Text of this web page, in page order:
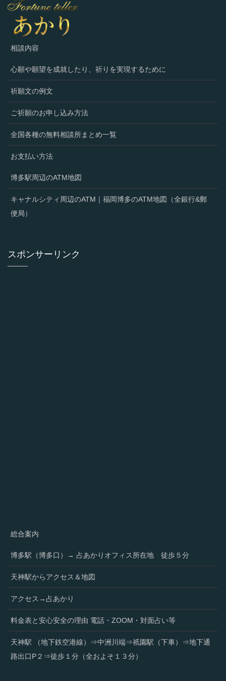
相談内容
心願や願望を成就したり、祈りを実現するために
祈願文の例文
ご祈願のお申し込み方法
全国各種の無料相談所まとめ一覧
お支払い方法
博多駅周辺のATM地図
キャナルシティ周辺のATM｜福岡博多のATM地図（全銀行&郵
便局）
スポンサーリンク
総合案内
博多駅（博多口）→ 占あかりオフィス所在地 徒歩５分
天神駅からアクセス＆地図
アクセス→占あかり
料金表と安心安全の理由 電話・ZOOM・対面占い等
天神駅 （地下鉄空港線）⇒中洲川端⇒祇園駅（下車）⇒地下通
路出口P２⇒徒歩１分（全およそ１３分）